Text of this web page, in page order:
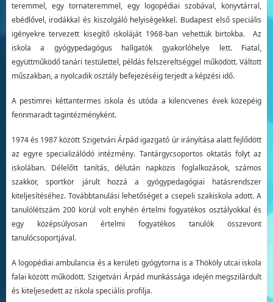
teremmel, egy tornateremmel, egy logopédiai szobával, könyvtárral,
ebédlővel, irodákkal és kiszolgáló helyiségekkel. Budapest első speciális
igényekre tervezett kisegítő iskoláját 1968-ban vehettük birtokba. Az
iskola a gyógypedagógus hallgatók gyakorlóhelye lett. Fiatal,
együttműködő tanári testülettel, példás felszereltséggel működött. Váltott
műszakban, a nyolcadik osztály befejezéséig terjedt a képzési idő.
A pestimrei kéttantermes iskola és utóda a kilencvenes évek közepéig
fennmaradt tagintézményként.
1974 és 1987 között Szigetvári Árpád igazgató úr irányítása alatt fejlődött
az egyre specializálódó intézmény. Tantárgycsoportos oktatás folyt az
iskolában. Délelőtt tanítás, délután napközis foglalkozások, számos
szakkör, sportkör járult hozzá a gyógypedagógiai hatásrendszer
kiteljesítéséhez. Továbbtanulási lehetőséget a csepeli szakiskola adott. A
tanulólétszám 200 körül volt enyhén értelmi fogyatékos osztályokkal és
egy középsúlyosan értelmi fogyatékos tanulók összevont
tanulócsoportjával.
A logopédiai ambulancia és a kerületi gyógytorna is a Thököly utcai iskola
falai között működött. Szigetvári Árpád munkássága idején megszilárdult
és kiteljesedett az iskola speciális profilja.